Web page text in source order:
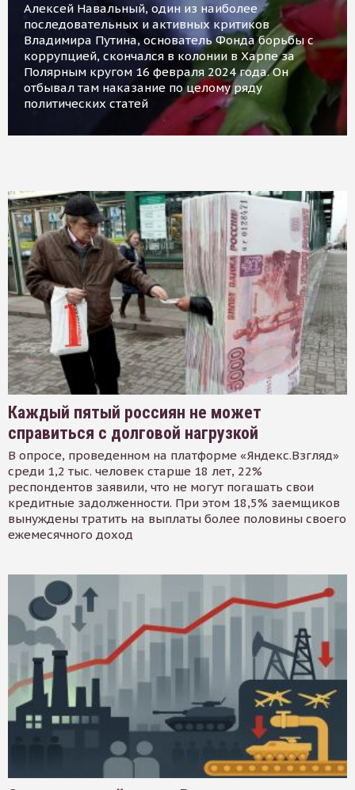
Алексей Навальный, один из наиболее
последовательных и активных критиков
Владимира Путина, основатель Фонда борьбы с
коррупцией, скончался в колонии в Харпе за
Полярным кругом 16 февраля 2024 года. Он
отбывал там наказание по целому ряду
политических статей
Каждый пятый россиян не может
справиться с долговой нагрузкой
В опросе, проведенном на платформе «Яндекс.Взгляд»
среди 1,2 тыс. человек старше 18 лет, 22%
респондентов заявили, что не могут погашать свои
кредитные задолженности. При этом 18,5% заемщиков
вынуждены тратить на выплаты более половины своего
ежемесячного доход